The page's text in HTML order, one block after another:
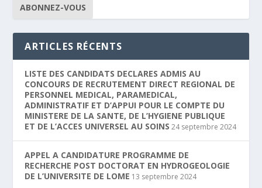
ARTICLES RÉCENTS
LISTE DES CANDIDATS DECLARES ADMIS AU
CONCOURS DE RECRUTEMENT DIRECT REGIONAL DE
PERSONNEL MEDICAL, PARAMEDICAL,
ADMINISTRATIF ET D’APPUI POUR LE COMPTE DU
MINISTERE DE LA SANTE, DE L’HYGIENE PUBLIQUE
ET DE L’ACCES UNIVERSEL AU SOINS 24 septembre 2024
APPEL A CANDIDATURE PROGRAMME DE
RECHERCHE POST DOCTORAT EN HYDROGEOLOGIE
DE L’UNIVERSITE DE LOME 13 septembre 2024